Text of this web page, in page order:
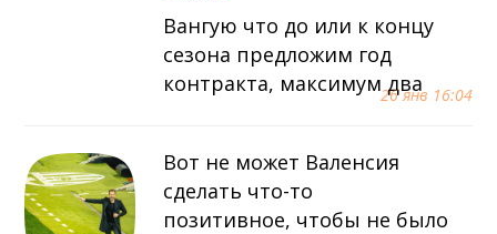
26 янв 16:04
Вангую что до или к концу
сезона предложим год
контракта, максимум два
Вот не может Валенсия
сделать что-то
позитивное, чтобы не было